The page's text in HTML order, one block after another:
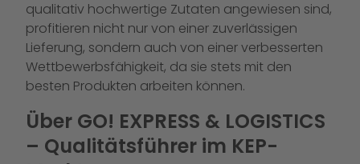
qualitativ hochwertige Zutaten angewiesen sind,
profitieren nicht nur von einer zuverlässigen
Lieferung, sondern auch von einer verbesserten
Wettbewerbsfähigkeit, da sie stets mit den
besten Produkten arbeiten können.
Über GO! EXPRESS & LOGISTICS
– Qualitätsführer im KEP-